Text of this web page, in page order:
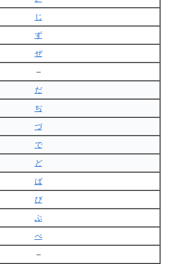
じ
ず
ぜ
–
だ
ぢ
づ
で
ど
ば
び
ぶ
べ
–